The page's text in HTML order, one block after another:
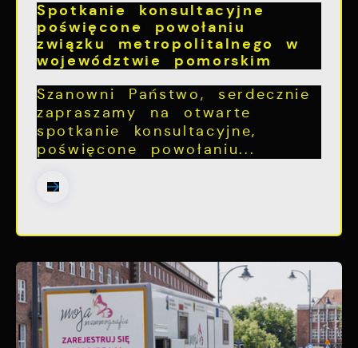
Spotkanie konsultacyjne
poświęcone powołaniu
związku metropolitalnego w
województwie pomorskim
Szanowni Państwo, serdecznie
zapraszamy na otwarte
spotkanie konsultacyjne,
poświęcone powołaniu...